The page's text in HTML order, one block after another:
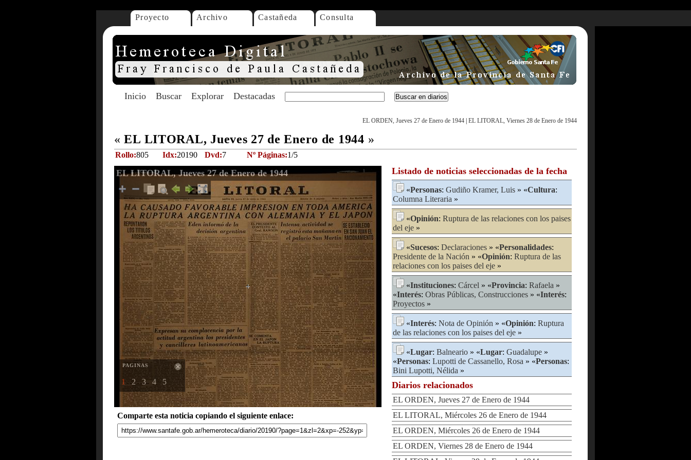
Proyecto Archivo Castañeda Consulta
Inicio Buscar Explorar Destacadas
EL ORDEN, Jueves 27 de Enero de 1944 EL LITORAL, Viernes 28 de Enero de 1944
« EL LITORAL, Jueves 27 de Enero de 1944 »
Rollo:805 Idx:20190 Dvd:7 Nº Páginas:1/5
EL LITORAL, Jueves 27 de Enero de 1944
PAGINAS
1 2 3 4 5
Comparte esta noticia copiando el siguiente enlace:
Listado de noticias seleccionadas de la fecha
«Personas: Gudiño Kramer, Luis » «Cultura:
Columna Literaria »
«Opinión: Ruptura de las relaciones con los paises
del eje »
«Sucesos: Declaraciones » «Personalidades:
Presidente de la Nación » «Opinión: Ruptura de las
relaciones con los paises del eje »
«Instituciones: Cárcel » «Provincia: Rafaela »
«Interés: Obras Públicas, Construcciones » «Interés:
Proyectos »
«Interés: Nota de Opinión » «Opinión: Ruptura
de las relaciones con los paises del eje »
«Lugar: Balneario » «Lugar: Guadalupe »
«Personas: Lupotti de Cassanello, Rosa » «Personas:
Bini Lupotti, Nélida »
Diarios relacionados
EL ORDEN, Jueves 27 de Enero de 1944
EL LITORAL, Miércoles 26 de Enero de 1944
EL ORDEN, Miércoles 26 de Enero de 1944
EL ORDEN, Viernes 28 de Enero de 1944